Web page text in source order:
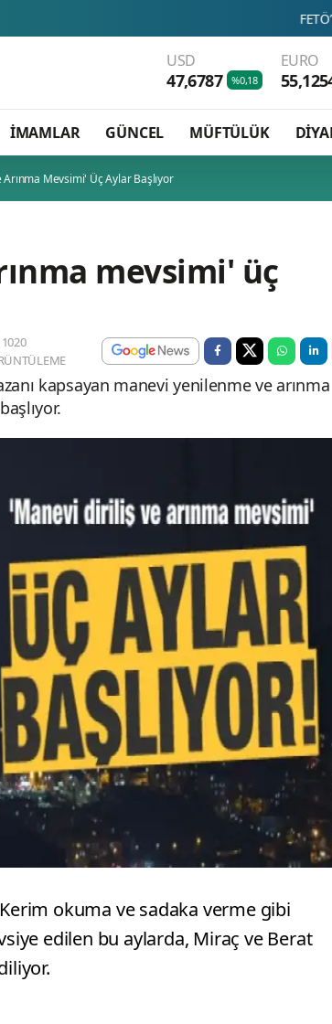
FETÖ’nün Üç
USD
47,6787 %0,18
EURO
İMAMLAR GÜNCEL MÜFTÜLÜK
Mevsimi' Üç Aylar Başlıyor
mevsimi' üç
1020
kapsayan manevi yenilenme ve arınma
okuma ve sadaka verme gibi
edilen bu aylarda, Miraç ve Berat